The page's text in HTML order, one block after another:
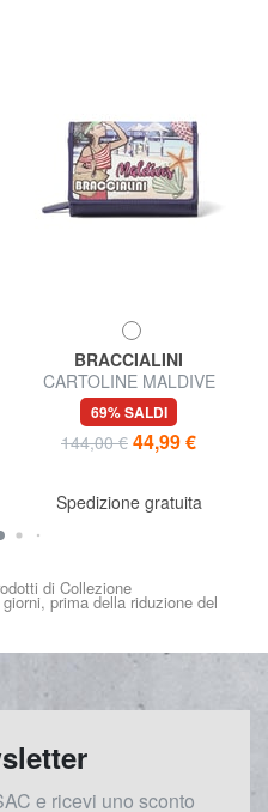
BRACCIALINI
CARTOLINE MALDIVE
Portafoglio medio
69% SALDI
144,00 € 44,99 €
Spedizione gratuita
di Collezione
prima della riduzione del
e ricevi uno sconto